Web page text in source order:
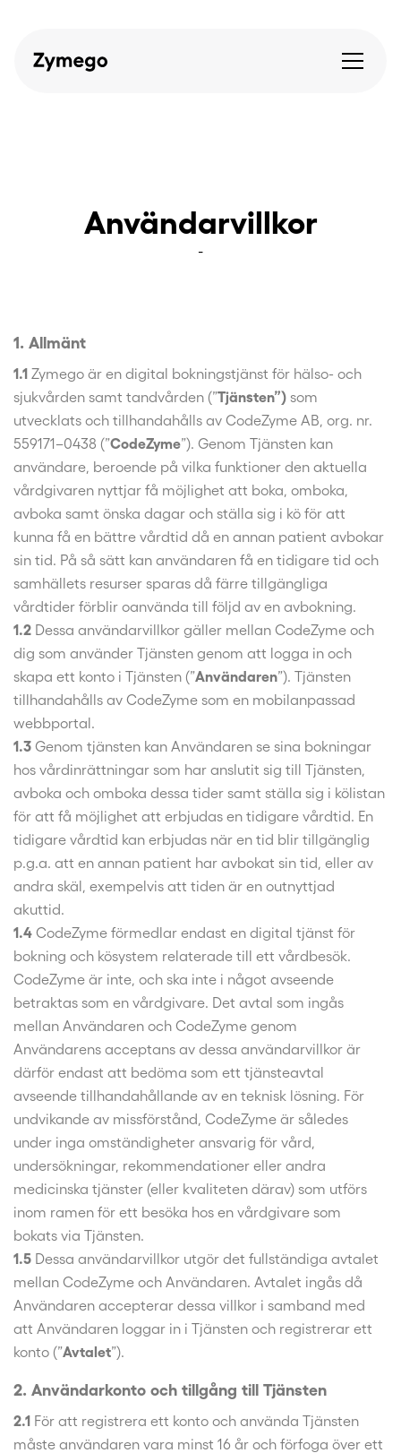
Användarvillkor
-
1. Allmänt
1.1 Zymego är en digital bokningstjänst för hälso- och
sjukvården samt tandvården (”Tjänsten”) som
utvecklats och tillhandahålls av CodeZyme AB, org. nr.
559171–0438 (”CodeZyme”). Genom Tjänsten kan
användare, beroende på vilka funktioner den aktuella
vårdgivaren nyttjar få möjlighet att boka, omboka,
avboka samt önska dagar och ställa sig i kö för att
kunna få en bättre vårdtid då en annan patient avbokar
sin tid. På så sätt kan användaren få en tidigare tid och
samhällets resurser sparas då färre tillgängliga
vårdtider förblir oanvända till följd av en avbokning.
1.2 Dessa användarvillkor gäller mellan CodeZyme och
dig som använder Tjänsten genom att logga in och
skapa ett konto i Tjänsten (”Användaren”). Tjänsten
tillhandahålls av CodeZyme som en mobilanpassad
webbportal.
1.3 Genom tjänsten kan Användaren se sina bokningar
hos vårdinrättningar som har anslutit sig till Tjänsten,
avboka och omboka dessa tider samt ställa sig i kölistan
för att få möjlighet att erbjudas en tidigare vårdtid. En
tidigare vårdtid kan erbjudas när en tid blir tillgänglig
p.g.a. att en annan patient har avbokat sin tid, eller av
andra skäl, exempelvis att tiden är en outnyttjad
akuttid.
1.4 CodeZyme förmedlar endast en digital tjänst för
bokning och kösystem relaterade till ett vårdbesök.
CodeZyme är inte, och ska inte i något avseende
betraktas som en vårdgivare. Det avtal som ingås
mellan Användaren och CodeZyme genom
Användarens acceptans av dessa användarvillkor är
därför endast att bedöma som ett tjänsteavtal
avseende tillhandahållande av en teknisk lösning. För
undvikande av missförstånd, CodeZyme är således
under inga omständigheter ansvarig för vård,
undersökningar, rekommendationer eller andra
medicinska tjänster (eller kvaliteten därav) som utförs
inom ramen för ett besöka hos en vårdgivare som
bokats via Tjänsten.
1.5 Dessa användarvillkor utgör det fullständiga avtalet
mellan CodeZyme och Användaren. Avtalet ingås då
Användaren accepterar dessa villkor i samband med
att Användaren loggar in i Tjänsten och registrerar ett
konto (”Avtalet”).
2. Användarkonto och tillgång till Tjänsten
2.1 För att registrera ett konto och använda Tjänsten
måste användaren vara minst 16 år och förfoga över ett